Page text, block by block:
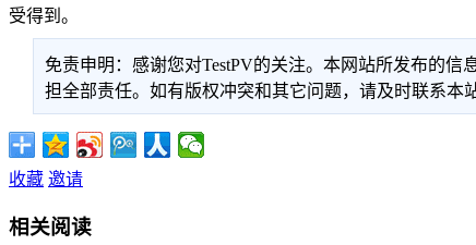
受得到。
免责申明：感谢您对TestPV的关注。本网站所发布的
担全部责任。如有版权冲突和其它问题，请及时联系本
收藏 邀请
相关阅读